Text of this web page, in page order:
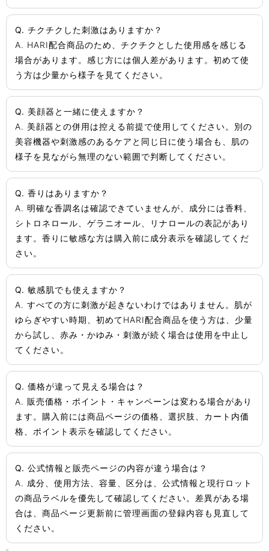
Q. チクチクした刺激はありますか？
A. HARI配合商品のため、チクチクとした使用感を感じる
場合があります。感じ方には個人差があります。初めて使
う方は少量から様子を見てください。
Q. 美顔器と一緒に使えますか？
A. 美顔器との併用は控える前提で使用してください。別の
美容機器や刺激感のあるケアと同じ日に使う場合も、肌の
様子を見ながら無理のない範囲で判断してください。
Q. 香りはありますか？
A. 明確な香調名は確認できていませんが、成分には香料、
シトロネロール、ゲラニオール、リナロールの表記があり
ます。香りに敏感な方は購入前に成分表示を確認してくだ
さい。
Q. 敏感肌でも使えますか？
A. すべての方に刺激が起きないわけではありません。肌が
ゆらぎやすい時期、初めてHARI配合商品を使う方は、少量
から試し、赤み・かゆみ・刺激が続く場合は使用を中止し
てください。
Q. 価格が違って見える場合は？
A. 販売価格・ポイント・キャンペーンは変わる場合があり
ます。購入前には商品ページの価格、選択肢、カート内価
格、ポイント表示を確認してください。
Q. 公式情報と販売ページの内容が違う場合は？
A. 成分、使用方法、容量、区分は、公式情報と現行ロット
の商品ラベルを優先して確認してください。差異がある場
合は、商品ページ更新前に管理画面の登録内容も見直して
ください。